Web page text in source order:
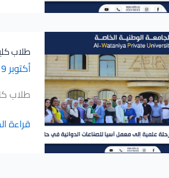
نتائج
الوطني
الموحد
(
طلاب
أكتوبر 19, 2024
طلاب
كلية
الصيدلة
رحلة
علمية
إلى
قراءة